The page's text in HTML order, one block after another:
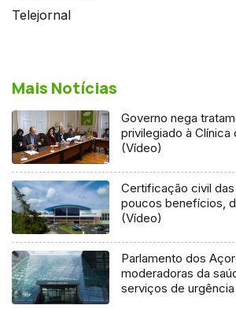
Telejornal
Mais Notícias
Governo nega
privilegiado à Clínica
(Vídeo)
Certificação civil
poucos benefícios,
(Vídeo)
Parlamento dos
moderadoras da
serviços de